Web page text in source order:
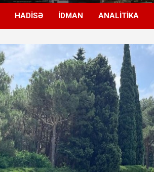
HADISƏ İDMAN ANALITIKA